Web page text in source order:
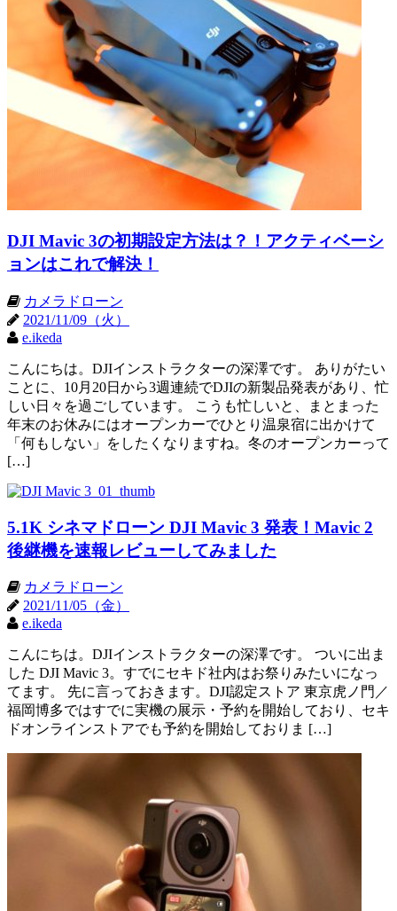
DJI Mavic 3の初期設定方法は？！アクティベーシ
ョンはこれで解決！
カメラドローン
2021/11/09（火）
e.ikeda
こんにちは。DJIインストラクターの深澤です。 ありがたい
ことに、10月20日から3週連続でDJIの新製品発表があり、忙
しい日々を過ごしています。 こうも忙しいと、まとまった
年末のお休みにはオープンカーでひとり温泉宿に出かけて
「何もしない」をしたくなりますね。冬のオープンカーって
[…]
5.1K シネマドローン DJI Mavic 3 発表！Mavic 2
後継機を速報レビューしてみました
カメラドローン
2021/11/05（金）
e.ikeda
こんにちは。DJIインストラクターの深澤です。 ついに出ま
した DJI Mavic 3。すでにセキド社内はお祭りみたいになっ
てます。 先に言っておきます。DJI認定ストア 東京虎ノ門／
福岡博多ではすでに実機の展示・予約を開始しており、セキ
ドオンラインストアでも予約を開始しておりま […]